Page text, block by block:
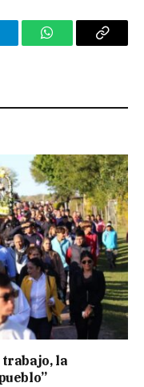
WhatsAppCopy
trabajo, la